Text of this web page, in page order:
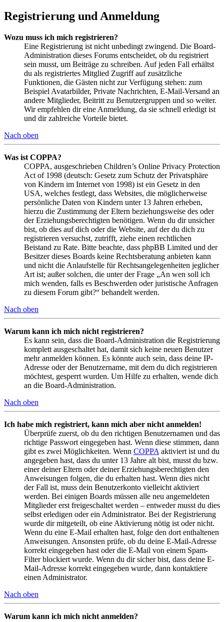
Registrierung und Anmeldung
Wozu muss ich mich registrieren?
Eine Registrierung ist nicht unbedingt zwingend. Die Board-
Administration dieses Forums entscheidet, ob du registriert
sein musst, um Beiträge zu schreiben. Auf jeden Fall erhältst
du als registriertes Mitglied Zugriff auf zusätzliche
Funktionen, die Gästen nicht zur Verfügung stehen: zum
Beispiel Avatarbilder, Private Nachrichten, E-Mail-Versand an
andere Mitglieder, Beitritt zu Benutzergruppen und so weiter.
Wir empfehlen dir eine Anmeldung, da sie schnell erledigt ist
und dir zahlreiche Vorteile bietet.
Nach oben
Was ist COPPA?
COPPA, ausgeschrieben Children’s Online Privacy Protection
Act of 1998 (deutsch: Gesetz zum Schutz der Privatsphäre
von Kindern im Internet von 1998) ist ein Gesetz in den
USA, welches festlegt, dass Websites, die möglicherweise
persönliche Daten von Kindern unter 13 Jahren erheben,
hierzu die Zustimmung der Eltern beziehungsweise des oder
der Erziehungsberechtigten benötigen. Wenn du dir unsicher
bist, ob dies auf dich oder die Website, auf der du dich zu
registrieren versuchst, zutrifft, ziehe einen rechtlichen
Beistand zu Rate. Bitte beachte, dass phpBB Limited und der
Besitzer dieses Boards keine Rechtsberatung anbieten kann
und nicht die Anlaufstelle für Rechtsangelegenheiten jeglicher
Art ist; außer solchen, die unter der Frage „An wen soll ich
mich wenden, falls es Beschwerden oder juristische Anfragen
zu diesem Forum gibt?“ behandelt werden.
Nach oben
Warum kann ich mich nicht registrieren?
Es kann sein, dass die Board-Administration die Registrierung
komplett ausgeschaltet hat, damit sich keine neuen Benutzer
mehr anmelden können. Es könnte auch sein, dass deine IP-
Adresse oder der Benutzername, mit dem du dich registrieren
möchtest, gesperrt wurden. Um Hilfe zu erhalten, wende dich
an die Board-Administration.
Nach oben
Ich habe mich registriert, kann mich aber nicht anmelden!
Überprüfe zuerst, ob du den richtigen Benutzernamen und das
richtige Passwort eingegeben hast. Wenn diese stimmen, dann
gibt es zwei Möglichkeiten. Wenn COPPA aktiviert ist und du
angegeben hast, dass du unter 13 Jahre alt bist, musst du bzw.
einer deiner Eltern oder deiner Erziehungsberechtigten den
Anweisungen folgen, die du erhalten hast. Wenn dies nicht
der Fall ist, muss dein Benutzerkonto vielleicht aktiviert
werden. Bei einigen Boards müssen alle neu angemeldeten
Mitglieder erst freigeschaltet werden – entweder musst du dies
selbst erledigen oder ein Administrator. Bei der Registrierung
wurde dir mitgeteilt, ob eine Aktivierung nötig ist oder nicht.
Wenn du eine E-Mail erhalten hast, folge den dort enthaltenen
Anweisungen. Ansonsten prüfe, ob du deine E-Mail-Adresse
korrekt eingegeben hast oder die E-Mail von einem Spam-
Filter blockiert wurde. Wenn du dir sicher bist, dass deine E-
Mail-Adresse korrekt eingegeben wurde, dann kontaktiere
einen Administrator.
Nach oben
Warum kann ich mich nicht anmelden?